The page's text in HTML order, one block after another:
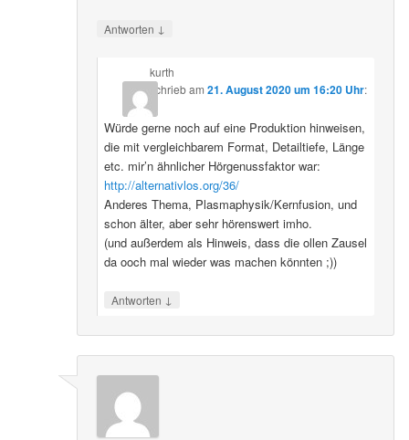
Antworten ↓
kurth
schriebam 21. August 2020 um 16:20 Uhr:
Würde gerne noch auf eine Produktion hinweisen,
die mit vergleichbarem Format, Detailtiefe, Länge
etc. mir’n ähnlicher Hörgenussfaktor war:
http://alternativlos.org/36/
Anderes Thema, Plasmaphysik/Kernfusion, und
schon älter, aber sehr hörenswert imho.
(und außerdem als Hinweis, dass die ollen Zausel
da ooch mal wieder was machen könnten ;))
Antworten ↓